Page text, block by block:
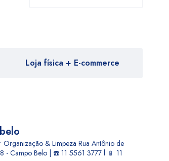
Loja física + E-commerce
Organização & Limpeza Rua Antônio de
- Campo Belo | ☎️ 11 5561 3777 l 📱 11